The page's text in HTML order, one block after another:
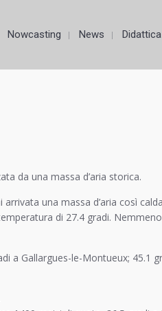
Nowcasting News Didattica
da una massa d’aria storica.
una massa d’aria così
di 27.4 gradi.
a Gallargues-le-Montueux; 45.1